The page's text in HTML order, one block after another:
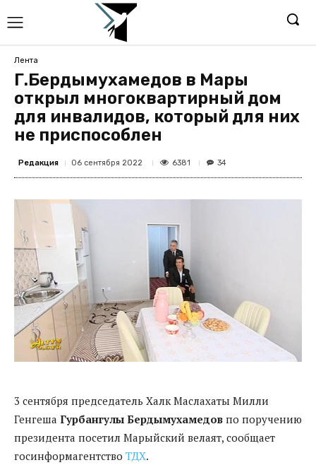
Лента
Г.Бердымухамедов в Мары
открыл многоквартирный дом
для инвалидов, который для них
не приспособлен
Редакция 06 сентября 2022 6381 34
3 сентября председатель Халк Маслахаты Милли
Генгеша Гурбангулы Бердымухамедов по поручению
президента посетил Марыйский велаят, сообщает
госинформагентство ТДХ.